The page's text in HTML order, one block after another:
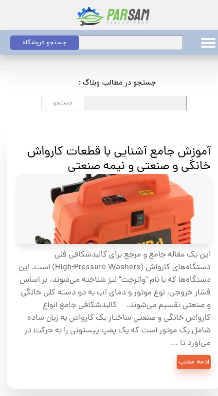
جستجو فروشگاه
جستجو
جستجو در مطالب وبلاگ :
آموزش جامع آشنایی با قطعات کارواش
خانگی و صنعتی و نیمه صنعتی
این یک مقاله جامع و مرجع برای کالبدشکافی فنی
دستگاه‌های کارواش (High-Pressure Washers) است. این
دستگاه‌ها که با نام "واترجت" نیز شناخته می‌شوند، بر اساس
فشار خروجی، نوع موتور و دمای آب به دو دسته کلی خانگی
و صنعتی تقسیم می‌شوند. کالبدشکافی جامع انواع
کارواش خانگی و صنعتی ساختار یک کارواش به زبان ساده
شامل یک موتور است که یک پمپ پیستونی را به حرکت در
می‌آورد تا …
ادامه مطلب